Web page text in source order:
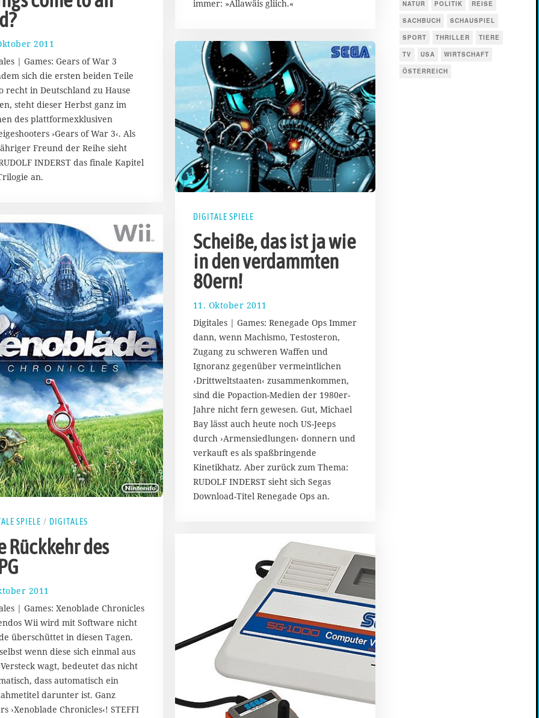
1
immer: »Ällawäis gliich.«
2011
.
S
e
p
t
m
b
e
7
| Games: Gears of War 3
sich die ersten beiden Teile
recht in Deutschland zu Hause
steht dieser Herbst ganz im
des plattformexklusiven
›Gears of War 3‹. Als
Freund der Reihe sieht
INDERST das finale Kapitel
an.
DIGITALE SPIELE
Scheiße, das ist ja wie
in den verdammten
80ern!
11. Oktober 2011
4
.
S
e
p
t
e
m
b
e
r
2
1
7
Digitales | Games: Renegade Ops Immer
dann, wenn Machismo, Testosteron,
Zugang zu schweren Waffen und
Ignoranz gegenüber vermeintlichen
›Drittweltstaaten‹ zusammenkommen,
sind die Popaction-Medien der 1980er-
Jahre nicht fern gewesen. Gut, Michael
Bay lässt auch heute noch US-Jeeps
durch ›Armensiedlungen‹ donnern und
verkauft es als spaßbringende
Kinetikhatz. Aber zurück zum Thema:
RUDOLF INDERST sieht sich Segas
Download-Titel Renegade Ops an.
SPIELE / DIGITALES
Rückkehr des
2011
.
M
a
i
2
0
1
8
| Games: Xenoblade Chronicles
Wii wird mit Software nicht
überschüttet in diesen Tagen.
wenn diese sich einmal aus
wagt, bedeutet das nicht
dass automatisch ein
darunter ist. Ganz
›Xenoblade Chronicles‹! STEFFI
NATUR
POLITIK
REISE
SACHBUCH
SCHAUSPIEL
SPORT
THRILLER
TIERE
TV
USA
WIRTSCHAFT
ÖSTERREICH